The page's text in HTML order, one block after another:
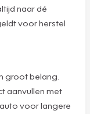
naar dé
voor herstel
groot belang.
aanvullen met
voor langere